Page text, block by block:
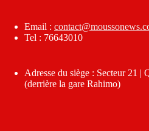
Email :
Tel : 76643010
Adresse du siège : Secteur 21 |
(derrière la gare Rahimo)